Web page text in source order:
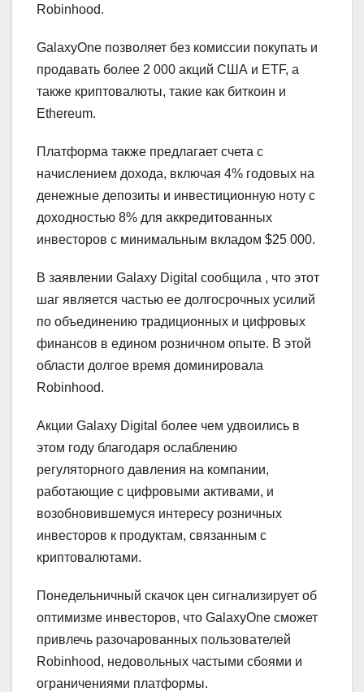
Robinhood.
GalaxyOne позволяет без комиссии покупать и
продавать более 2 000 акций США и ETF, а
также криптовалюты, такие как биткоин и
Ethereum.
Платформа также предлагает счета с
начислением дохода, включая 4% годовых на
денежные депозиты и инвестиционную ноту с
доходностью 8% для аккредитованных
инвесторов с минимальным вкладом $25 000.
В заявлении Galaxy Digital сообщила , что этот
шаг является частью ее долгосрочных усилий
по объединению традиционных и цифровых
финансов в едином розничном опыте. В этой
области долгое время доминировала
Robinhood.
Акции Galaxy Digital более чем удвоились в
этом году благодаря ослаблению
регуляторного давления на компании,
работающие с цифровыми активами, и
возобновившемуся интересу розничных
инвесторов к продуктам, связанным с
криптовалютами.
Понедельничный скачок цен сигнализирует об
оптимизме инвесторов, что GalaxyOne сможет
привлечь разочарованных пользователей
Robinhood, недовольных частыми сбоями и
ограничениями платформы.